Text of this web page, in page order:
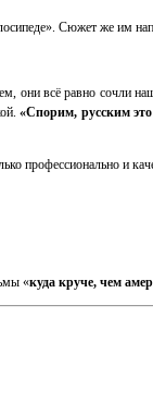
Сюжет же им
они всё равно сочли
«Спорим, русским
профессионально и
«куда круче, чем